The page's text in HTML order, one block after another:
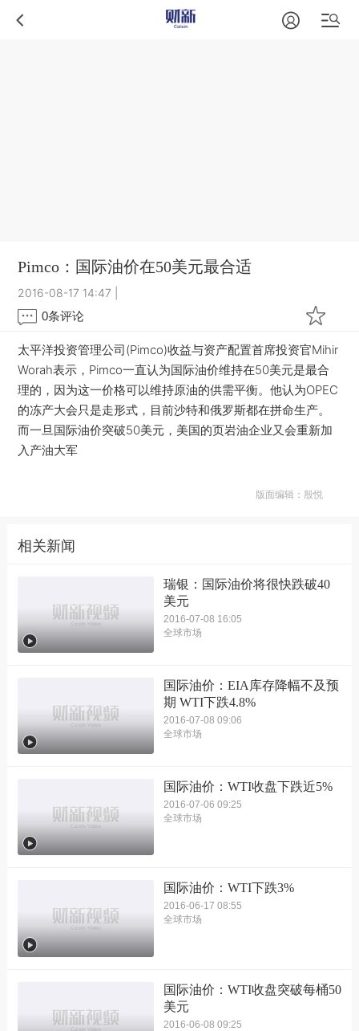
Pimco：国际油价在50美元最合适
2016-08-17 14:47
0条评论
太平洋投资管理公司(Pimco)收益与资产配置首席投资官Mihir
Worah表示，Pimco一直认为国际油价维持在50美元是最合
理的，因为这一价格可以维持原油的供需平衡。他认为OPEC
的冻产大会只是走形式，目前沙特和俄罗斯都在拼命生产。
而一旦国际油价突破50美元，美国的页岩油企业又会重新加
入产油大军
版面编辑：殷悦
相关新闻
瑞银：国际油价将很快跌破40
美元
2016-07-08 16:05
全球市场
国际油价：EIA库存降幅不及预
期 WTI下跌4.8%
2016-07-08 09:06
全球市场
国际油价：WTI收盘下跌近5%
2016-07-06 09:25
全球市场
国际油价：WTI下跌3%
2016-06-17 08:55
全球市场
国际油价：WTI收盘突破每桶50
美元
2016-06-08 09:25